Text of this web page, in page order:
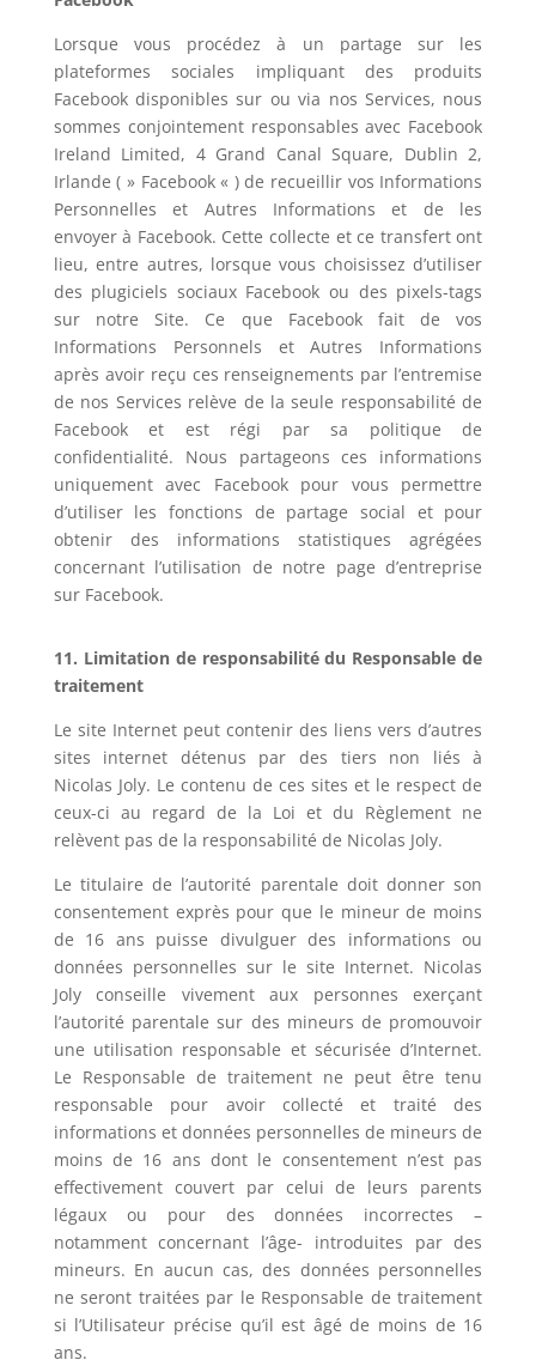
Lorsque vous procédez à un partage sur les
plateformes sociales impliquant des produits
Facebook disponibles sur ou via nos Services, nous
sommes conjointement responsables avec Facebook
Ireland Limited, 4 Grand Canal Square, Dublin 2,
Irlande ( » Facebook « ) de recueillir vos Informations
Personnelles et Autres Informations et de les
envoyer à Facebook. Cette collecte et ce transfert ont
lieu, entre autres, lorsque vous choisissez d’utiliser
des plugiciels sociaux Facebook ou des pixels-tags
sur notre Site. Ce que Facebook fait de vos
Informations Personnels et Autres Informations
après avoir reçu ces renseignements par l’entremise
de nos Services relève de la seule responsabilité de
Facebook et est régi par sa politique de
confidentialité. Nous partageons ces informations
uniquement avec Facebook pour vous permettre
d’utiliser les fonctions de partage social et pour
obtenir des informations statistiques agrégées
concernant l’utilisation de notre page d’entreprise
sur Facebook.
11. Limitation de responsabilité du Responsable de
traitement
Le site Internet peut contenir des liens vers d’autres
sites internet détenus par des tiers non liés à
Nicolas Joly. Le contenu de ces sites et le respect de
ceux-ci au regard de la Loi et du Règlement ne
relèvent pas de la responsabilité de Nicolas Joly.
Le titulaire de l’autorité parentale doit donner son
consentement exprès pour que le mineur de moins
de 16 ans puisse divulguer des informations ou
données personnelles sur le site Internet. Nicolas
Jolyconseille vivement aux personnes exerçant
l’autorité parentale sur des mineurs de promouvoir
une utilisation responsable et sécurisée d’Internet.
Le Responsable de traitement ne peut être tenu
responsable pour avoir collecté et traité des
informations et données personnelles de mineurs de
moins de 16 ans dont le consentement n’est pas
effectivement couvert par celui de leurs parents
légaux ou pour des données incorrectes –
notamment concernant l’âge- introduites par des
mineurs. En aucun cas, des données personnelles
ne seront traitées par le Responsable de traitement
si l’Utilisateur précise qu’il est âgé de moins de 16
ans.